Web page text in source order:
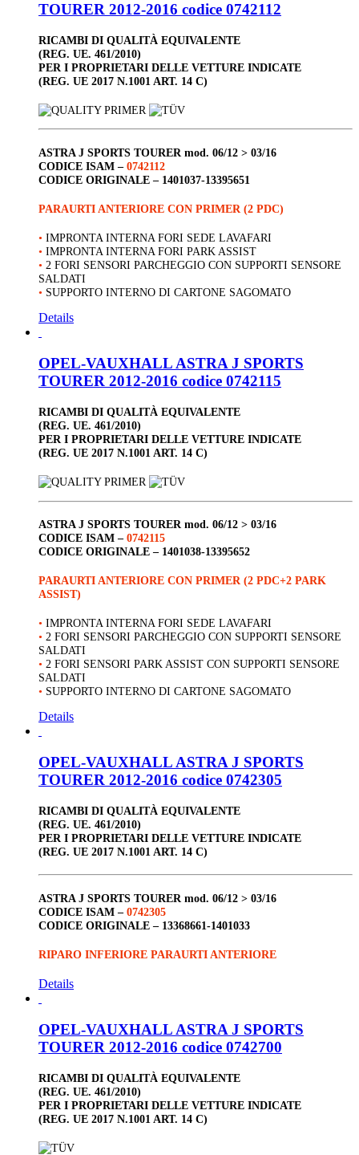
TOURER 2012-2016 codice 0742112
RICAMBI DI QUALITÀ EQUIVALENTE
(REG. UE. 461/2010)
PER I PROPRIETARI DELLE VETTURE INDICATE
(REG. UE 2017 N.1001 ART. 14 C)
ASTRA J SPORTS TOURER mod. 06/12 > 03/16
CODICE ISAM – 0742112
CODICE ORIGINALE – 1401037-13395651
PARAURTI ANTERIORE CON PRIMER (2 PDC)
• IMPRONTA INTERNA FORI SEDE LAVAFARI
• IMPRONTA INTERNA FORI PARK ASSIST
• 2 FORI SENSORI PARCHEGGIO CON SUPPORTI SENSORE
SALDATI
• SUPPORTO INTERNO DI CARTONE SAGOMATO
Details
OPEL-VAUXHALL ASTRA J SPORTS
TOURER 2012-2016 codice 0742115
RICAMBI DI QUALITÀ EQUIVALENTE
(REG. UE. 461/2010)
PER I PROPRIETARI DELLE VETTURE INDICATE
(REG. UE 2017 N.1001 ART. 14 C)
ASTRA J SPORTS TOURER mod. 06/12 > 03/16
CODICE ISAM – 0742115
CODICE ORIGINALE – 1401038-13395652
PARAURTI ANTERIORE CON PRIMER (2 PDC+2 PARK
ASSIST)
• IMPRONTA INTERNA FORI SEDE LAVAFARI
• 2 FORI SENSORI PARCHEGGIO CON SUPPORTI SENSORE
SALDATI
• 2 FORI SENSORI PARK ASSIST CON SUPPORTI SENSORE
SALDATI
• SUPPORTO INTERNO DI CARTONE SAGOMATO
Details
OPEL-VAUXHALL ASTRA J SPORTS
TOURER 2012-2016 codice 0742305
RICAMBI DI QUALITÀ EQUIVALENTE
(REG. UE. 461/2010)
PER I PROPRIETARI DELLE VETTURE INDICATE
(REG. UE 2017 N.1001 ART. 14 C)
ASTRA J SPORTS TOURER mod. 06/12 > 03/16
CODICE ISAM – 0742305
CODICE ORIGINALE – 13368661-1401033
RIPARO INFERIORE PARAURTI ANTERIORE
Details
OPEL-VAUXHALL ASTRA J SPORTS
TOURER 2012-2016 codice 0742700
RICAMBI DI QUALITÀ EQUIVALENTE
(REG. UE. 461/2010)
PER I PROPRIETARI DELLE VETTURE INDICATE
(REG. UE 2017 N.1001 ART. 14 C)